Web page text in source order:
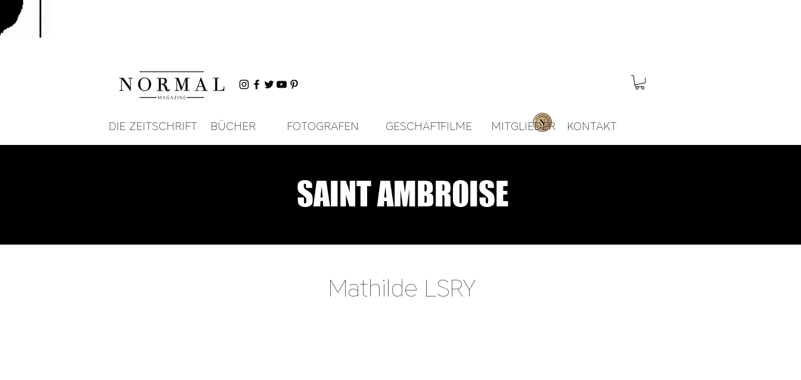
DIE ZEITSCHRIFT BÜCHER FOTOGRAFEN GESCHÄFTFILME MITGLIEDER KONTAKT
SAINT AMBROISE
Mathilde LSRY